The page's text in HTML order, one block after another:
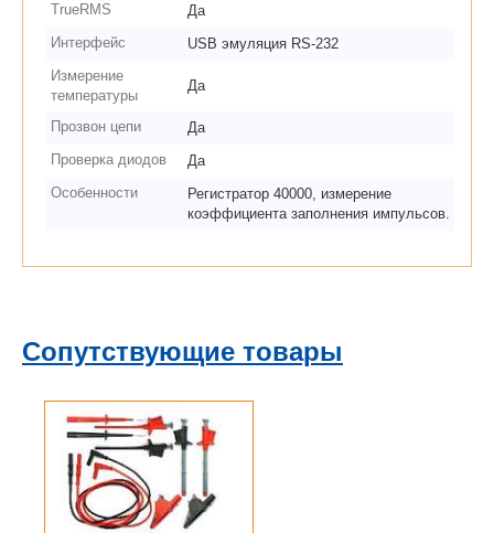
TrueRMS
Да
Интерфейс
USB эмуляция RS-232
Измерение
температуры
Да
Прозвон цепи
Да
Проверка диодов
Да
Особенности
Регистратор 40000, измерение
коэффициента заполнения импульсов.
Сопутствующие товары